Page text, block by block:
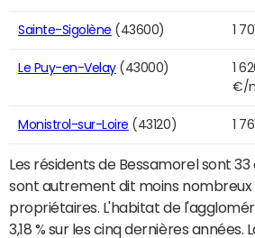
Sainte-Sigolène (43600) 1
Le Puy-en-Velay(43000)
1
€/
Monistrol-sur-Loire (43120) 1
Les résidents de Bessamorel sont
sont autrement dit moins nombreux
propriétaires. L'habitat de
3,18 % sur les cinq dernières années.